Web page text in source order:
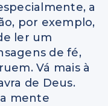
a
por exemplo,
ler um
de fé,
Vá mais à
de Deus.
mente